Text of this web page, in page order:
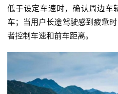
低于设定车速时，确认周边车
车；当用户长途驾驶感到疲惫
者控制车速和前车距离。